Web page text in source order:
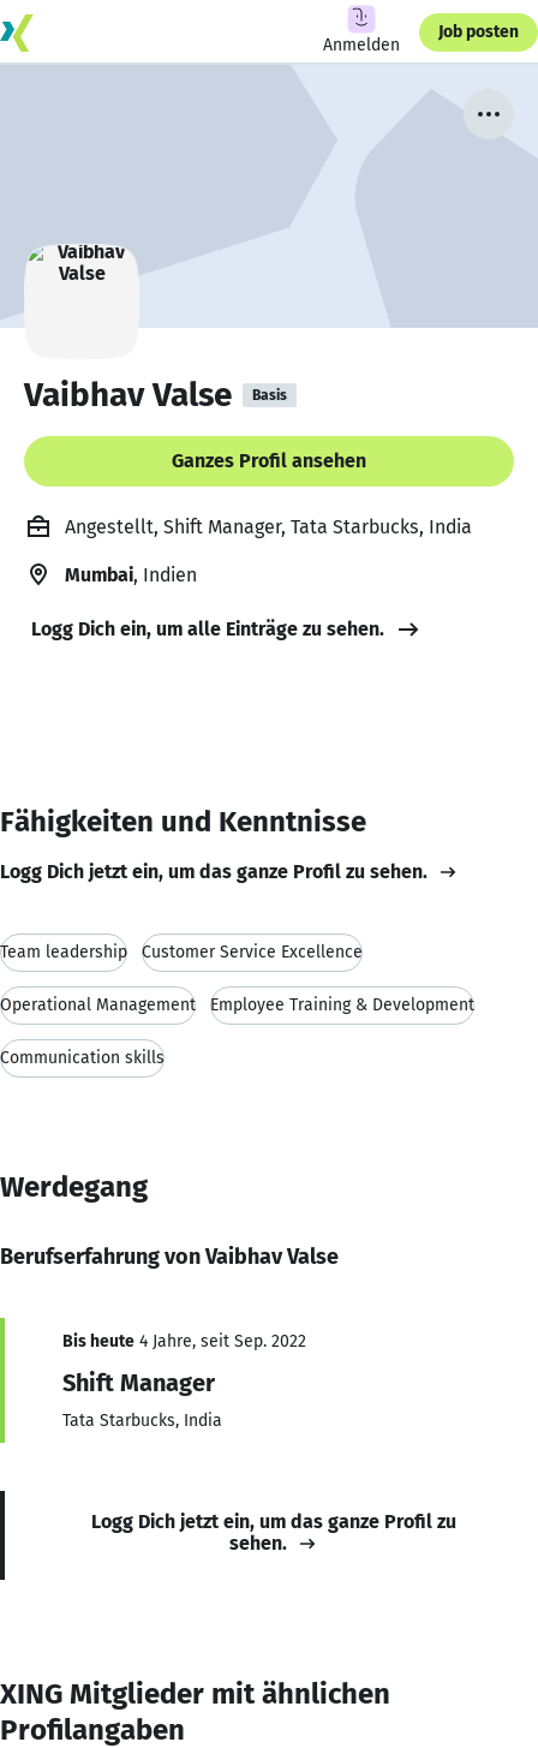
Anmelden
Job posten
Vaibhav Valse Basis
Ganzes Profil ansehen
Angestellt, Shift Manager, Tata Starbucks, India
Mumbai, Indien
Logg Dich ein, um alle Einträge zu sehen.
Fähigkeiten und Kenntnisse
Logg Dich jetzt ein, um das ganze Profil zu sehen.
Team leadership Customer Service Excellence
Operational Management Employee Training & Development
Communication skills
Werdegang
Berufserfahrung von Vaibhav Valse
Bis heute 4 Jahre, seit Sep. 2022
Shift Manager
Tata Starbucks, India
Logg Dich jetzt ein, um das ganze Profil zu
sehen.
XING Mitglieder mit ähnlichen
Profilangaben